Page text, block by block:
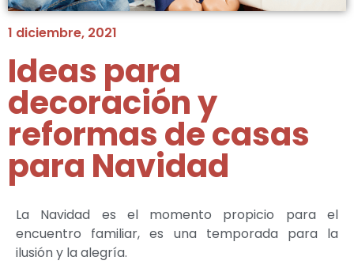
1 diciembre, 2021
Ideas para
decoración y
reformas de casas
para Navidad
La Navidad es el momento propicio para el
encuentro familiar, es una temporada para la
ilusión y la alegría.